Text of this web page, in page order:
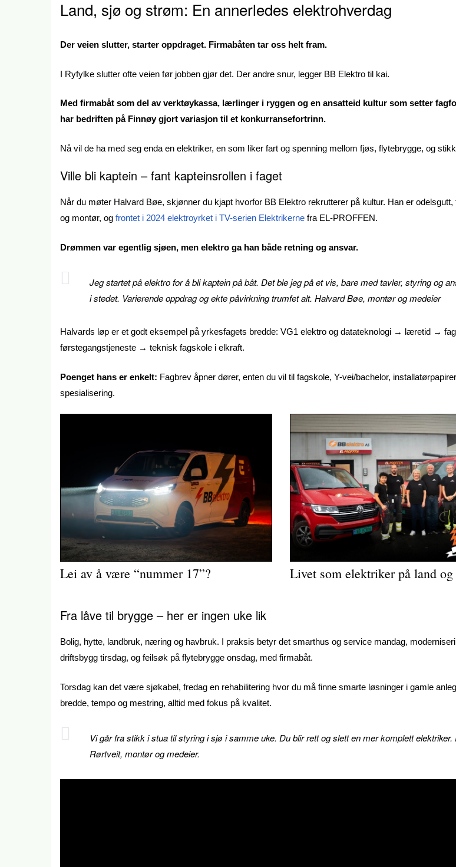
Land, sjø og strøm: En annerledes elektrohverdag
Der veien slutter, starter oppdraget. Firmabåten tar oss helt fram.
I Ryfylke slutter ofte veien før jobben gjør det. Der andre snur, legger BB Elektro til kai.
Med firmabåt som del av verktøykassa, lærlinger i ryggen og en ansatteid kultur som setter
har bedriften på Finnøy gjort variasjon til et konkurransefortrinn.
Nå vil de ha med seg enda en elektriker, en som liker fart og spenning mellom fjøs, flytebrygge, og
Ville bli kaptein – fant kapteinsrollen i faget
Når du møter Halvard Bøe, skjønner du kjapt hvorfor BB Elektro rekrutterer på kultur. Han er odelsgutt,
og montør, og frontet i 2024 elektroyrket i TV-serien Elektrikerne fra EL-PROFFEN.
Drømmen var egentlig sjøen, men elektro ga han både retning og ansvar.
Jeg startet på elektro for å bli kaptein på båt. Det ble jeg på et vis, bare med tavler, styring og
i stedet. Varierende oppdrag og ekte påvirkning trumfet alt. Halvard Bøe, montør og medeier
Halvards løp er et godt eksempel på yrkesfagets bredde: VG1 elektro og datateknologi → læretid →
førstegangstjeneste → teknisk fagskole i elkraft.
Poenget hans er enkelt: Fagbrev åpner dører, enten du vil til fagskole, Y-vei/bachelor,
spesialisering.
Lei av å være “nummer 17”? Livet som elektriker på land og
Fra låve til brygge – her er ingen uke lik
Bolig, hytte, landbruk, næring og havbruk. I praksis betyr det smarthus og service mandag,
driftsbygg tirsdag, og feilsøk på flytebrygge onsdag, med firmabåt.
Torsdag kan det være sjøkabel, fredag en rehabilitering hvor du må finne smarte løsninger i gamle
bredde, tempo og mestring, alltid med fokus på kvalitet.
Vi går fra stikk i stua til styring i sjø i samme uke. Du blir rett og slett en mer komplett elektriker.
Rørtveit, montør og medeier.